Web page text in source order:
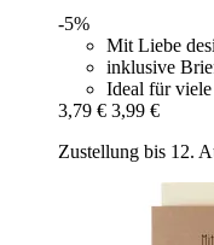
-5%
Mit Liebe
inklusive
Ideal für viele
3,79 € 3,99 €
Zustellung bis 12.